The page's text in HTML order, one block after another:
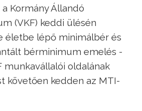
Kormány Állandó
(VKF) keddi ülésén
életbe lépő minimálbér és
bérminimum emelés -
munkavállalói oldalának
követően kedden az MTI-